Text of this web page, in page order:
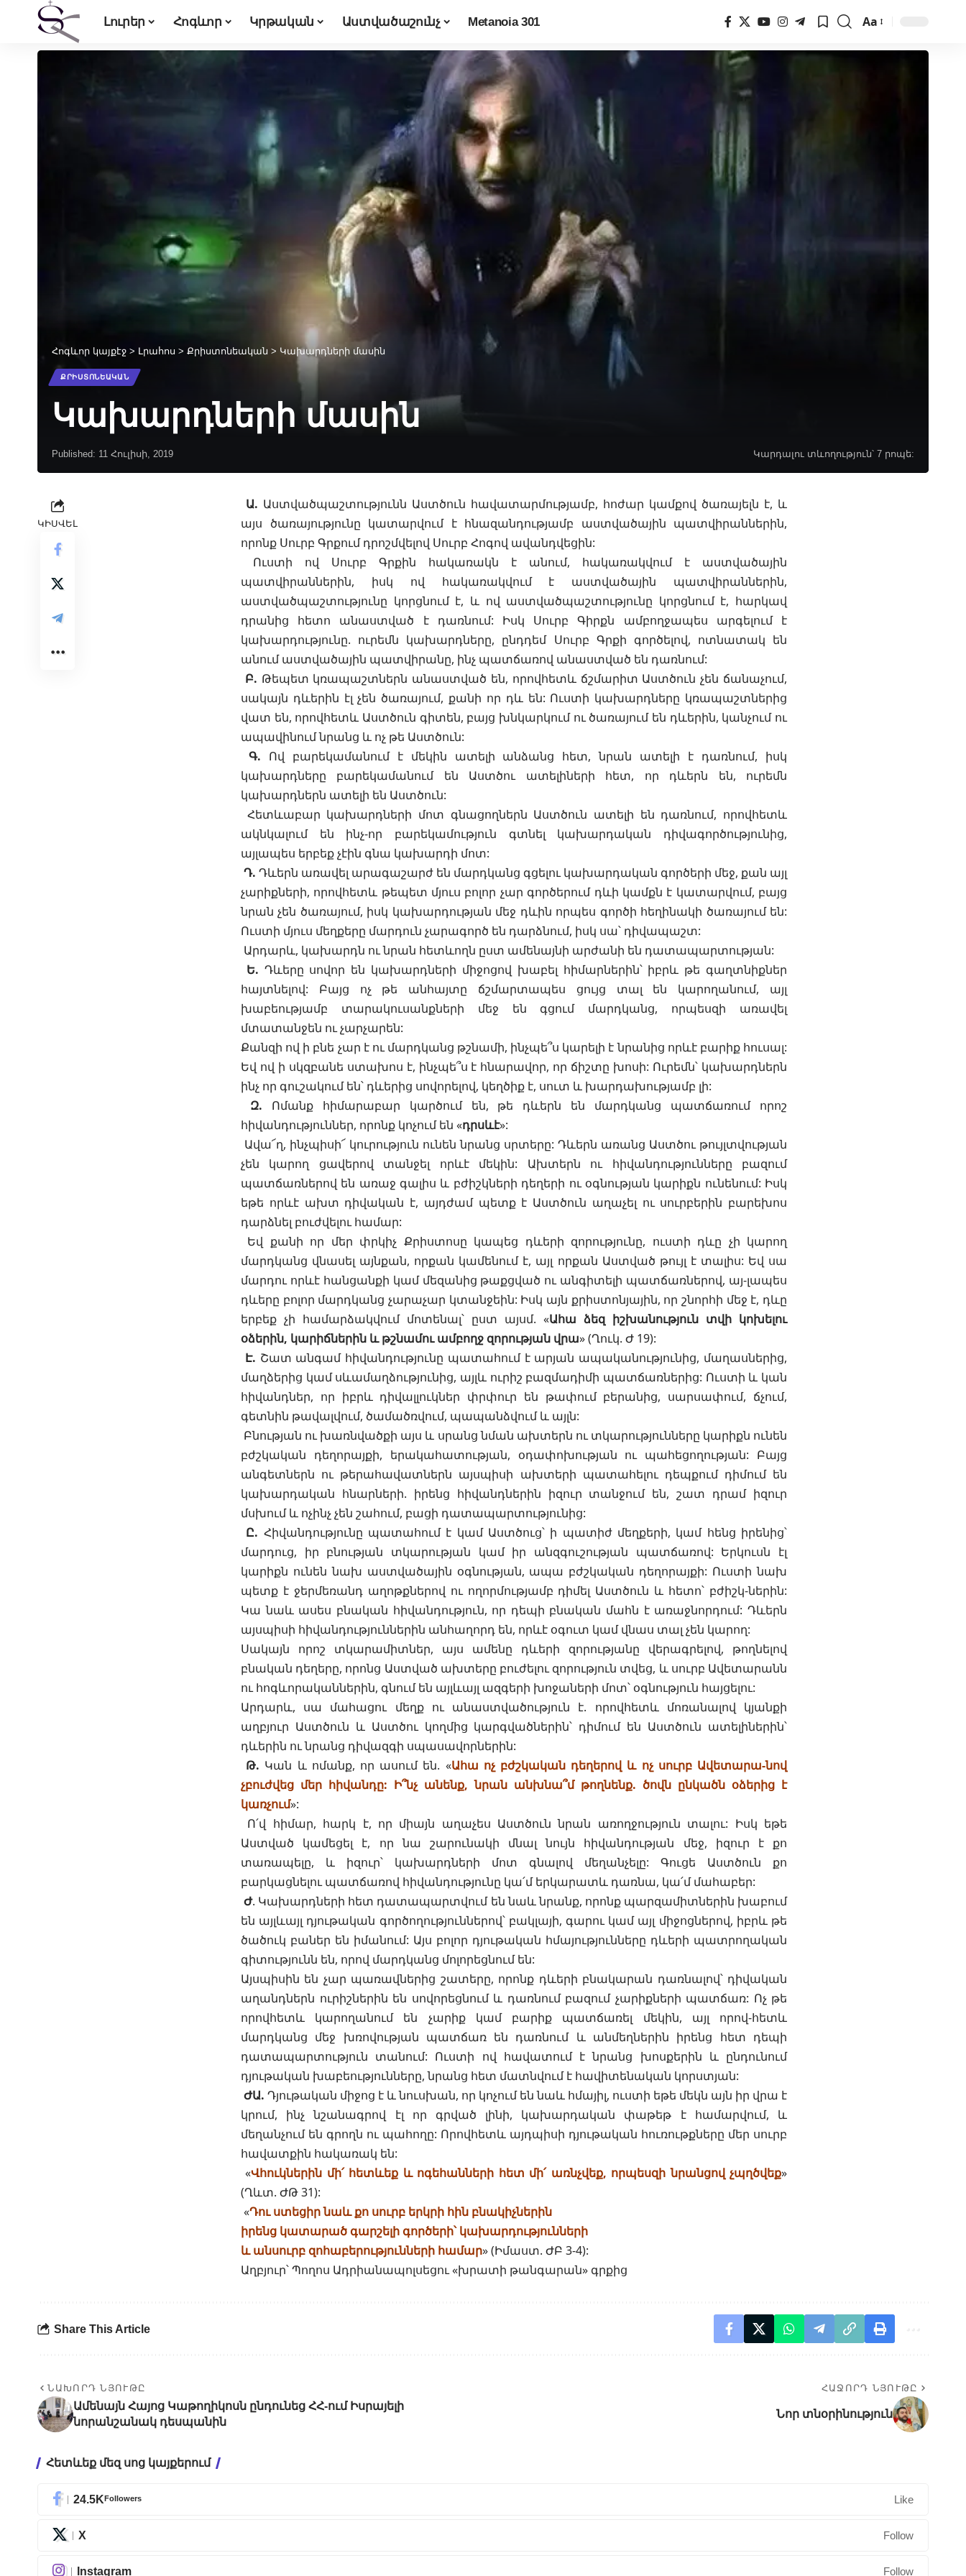
Լուրեր Հոգևոր Կրթական Աստվածաշունչ Metanoia 301
Font
Resizer
Aa
Հոգևոր կայքէջ > Լրահոս > Քրիստոնեական > Կախարդների մասին
ՔՐԻՍՏՈՆԵԱԿԱՆ
Կախարդների մասին
Published: 11 Հուլիսի, 2019 Կարդալու տևողություն՝ 7 րոպե:
ԿԻՍՎԵԼ
Ա. Աստվածպաշտությունն Աստծուն հավատարմությամբ, հոժար կամքով ծառայելն է, և
այս ծառայությունը կատարվում է հնազանդությամբ աստվածային պատվիրաններին,
որոնք Սուրբ Գրքում դրոշմվելով Սուրբ Հոգով ավանդվեցին:
Ուստի ով Սուրբ Գրքին հակառակն է անում, հակառակվում է աստվածային
պատվիրաններին, իսկ ով հակառակվում է աստվածային պատվիրաններին,
աստվածպաշտությունը կորցնում է, և ով աստվածպաշտությունը կորցնում է, հարկավ
դրանից հետո անաստված է դառնում: Իսկ Սուրբ Գիրքն ամբողջապես արգելում է
կախարդությունը. ուրեմն կախարդները, ընդդեմ Սուրբ Գրքի գործելով, ոտնատակ են
անում աստվածային պատվիրանը, ինչ պատճառով անաստված են դառնում:
Բ. Թեպետ կռապաշտներն անաստված են, որովհետև ճշմարիտ Աստծուն չեն ճանաչում,
սակայն դևերին էլ չեն ծառայում, քանի որ դև են: Ուստի կախարդները կռապաշտներից
վատ են, որովհետև Աստծուն գիտեն, բայց խնկարկումու ծառայում են դևերին, կանչում ու
ապավինում նրանց և ոչ թե Աստծուն:
Գ. Ով բարեկամանում է մեկին ատելի անձանց հետ, նրան ատելի է դառնում, իսկ
կախարդները բարեկամանում են Աստծու ատելիների հետ, որ դևերն են, ուրեմն
կախարդներն ատելի են Աստծուն:
Հետևաբար կախարդների մոտ գնացողներն Աստծուն ատելի են դառնում, որովհետև
ակնկալում են ինչ-որ բարեկամություն գտնել կախարդական դիվագործությունից,
այլապես երբեք չէին գնա կախարդի մոտ:
Դ. Դևերն առավել արագաշարժ են մարդկանց գցելու կախարդական գործերի մեջ, քան այլ
չարիքների, որովհետև թեպետ մյուս բոլոր չար գործերում դևի կամքն է կատարվում, բայց
նրան չեն ծառայում, իսկ կախարդության մեջ դևին որպես գործի հեղինակի ծառայում են:
Ուստի մյուս մեղքերը մարդուն չարագործ են դարձնում, իսկ սա՝ դիվապաշտ:
Արդարև, կախարդն ու նրան հետևողն ըստ ամենայնի արժանի են դատապարտության:
Ե. Դևերը սովոր են կախարդների միջոցով խաբել հիմարներին՝ իբրև թե գաղտնիքներ
հայտնելով: Բայց ոչ թե անհայտը ճշմարտապես ցույց տալ են կարողանում, այլ
խաբեությամբ տարակուսանքների մեջ են գցում մարդկանց, որպեսզի առավել
մտատանջեն ու չարչարեն:
Քանզի ով ի բնե չար է ու մարդկանց թշնամի, ինչպե՞ս կարելի է նրանից որևէ բարիք հուսալ:
Եվ ով ի սկզբանե ստախոս է, ինչպե՞ս է հնարավոր, որ ճիշտը խոսի: Ուրեմն՝ կախարդներն
ինչ որ գուշակում են՝ դևերից սովորելով, կեղծիք է, սուտ և խարդախությամբ լի:
Զ. Ոմանք հիմարաբար կարծում են, թե դևերն են մարդկանց պատճառում որոշ
հիվանդություններ, որոնք կոչում են «դրսևէ»:
Ավա՜ղ, ինչպիսի՜ կուրություն ունեն նրանց սրտերը: Դևերն առանց Աստծու թույլտվության
չեն կարող ցավերով տանջել որևէ մեկին: Ախտերն ու հիվանդությունները բազում
պատճառներով են առաջ գալիս և բժիշկների դեղերի ու օգնության կարիքն ունենում: Իսկ
եթե որևէ ախտ դիվական է, այդժամ պետք է Աստծուն աղաչել ու սուրբերին բարեխոս
դարձնել բուժվելու համար:
Եվ քանի որ մեր փրկիչ Քրիստոսը կապեց դևերի զորությունը, ուստի դևը չի կարող
մարդկանց վնասել այնքան, որքան կամենում է, այլ որքան Աստված թույլ է տալիս: Եվ սա
մարդու որևէ հանցանքի կամ մեզանից թաքցված ու անգիտելի պատճառներով, այ-լապես
դևերը բոլոր մարդկանց չարաչար կտանջեին: Իսկ այն քրիստոնյային, որ շնորհի մեջ է, դևը
երբեք չի համարձակվում մոտենալ՝ ըստ այսմ. «Ահա ձեզ իշխանություն տվի կոխելու
օձերին, կարիճներին և թշնամու ամբողջ զորության վրա» (Ղուկ. Ժ 19):
Է. Շատ անգամ հիվանդությունը պատահում է արյան ապականությունից, մաղասներից,
մաղձերից կամ սևամաղձությունից, այլև ուրիշ բազմադիմի պատճառներից: Ուստի և կան
հիվանդներ, որ իբրև դիվալլուկներ փրփուր են թափում բերանից, սարսափում, ճչում,
գետնին թավալվում, ծամածռվում, պապանձվում և այլն:
Բնության ու խառնվածքի այս և սրանց նման ախտերն ու տկարությունները կարիքն ունեն
բժշկական դեղորայքի, երակահատության, օդափոխության ու պահեցողության: Բայց
անգետներն ու թերահավատներն այսպիսի ախտերի պատահելու դեպքում դիմում են
կախարդական հնարների. իրենց հիվանդներին իզուր տանջում են, շատ դրամ իզուր
մսխում և ոչինչ չեն շահում, բացի դատապարտությունից:
Ը. Հիվանդությունը պատահում է կամ Աստծուց՝ ի պատիժ մեղքերի, կամ հենց իրենից՝
մարդուց, իր բնության տկարության կամ իր անզգուշության պատճառով: Երկուսն էլ
կարիքն ունեն նախ աստվածային օգնության, ապա բժշկական դեղորայքի: Ուստի նախ
պետք է ջերմեռանդ աղոթքներով ու ողորմությամբ դիմել Աստծուն և հետո՝ բժիշկ-ներին:
Կա նաև ասես բնական հիվանդություն, որ դեպի բնական մահն է առաջնորդում: Դևերն
այսպիսի հիվանդություններին անհաղորդ են, որևէ օգուտ կամ վնաս տալ չեն կարող:
Սակայն որոշ տկարամիտներ, այս ամենը դևերի զորությանը վերագրելով, թողնելով
բնական դեղերը, որոնց Աստված ախտերը բուժելու զորություն տվեց, և սուրբ Ավետարանն
ու հոգևորականներին, գնում են այլևայլ ազգերի խոջաների մոտ՝ օգնություն հայցելու:
Արդարև, սա մահացու մեղք ու անաստվածություն է. որովհետև մոռանալով կյանքի
աղբյուր Աստծուն և Աստծու կողմից կարգվածներին՝ դիմում են Աստծուն ատելիներին՝
դևերին ու նրանց դիվազգի սպասավորներին:
Թ. Կան և ոմանք, որ ասում են. «Ահա ոչ բժշկական դեղերով և ոչ սուրբ Ավետարա-նով
չբուժվեց մեր հիվանդը: Ի՞նչ անենք, նրան անխնա՞մ թողնենք. ծովն ընկածն օձերից է
կառչում»:
Ո՛վ հիմար, հարկ է, որ միայն աղաչես Աստծուն նրան առողջություն տալու: Իսկ եթե
Աստված կամեցել է, որ նա շարունակի մնալ նույն հիվանդության մեջ, իզուր է քո
տառապելը, և իզուր՝ կախարդների մոտ գնալով մեղանչելը: Գուցե Աստծուն քո
բարկացնելու պատճառով հիվանդությունը կա՛մ երկարատև դառնա, կա՛մ մահաբեր:
Ժ. Կախարդների հետ դատապարտվում են նաև նրանք, որոնք պարզամիտներին խաբում
են այլևայլ դյութական գործողություններով՝ բակլայի, գարու կամ այլ միջոցներով, իբրև թե
ծածուկ բաներ են իմանում: Այս բոլոր դյութական հմայությունները դևերի պատրողական
գիտությունն են, որով մարդկանց մոլորեցնում են:
Այսպիսին են չար պառավներից շատերը, որոնք դևերի բնակարան դառնալով՝ դիվական
աղանդներն ուրիշներին են սովորեցնում և դառնում բազում չարիքների պատճառ: Ոչ թե
որովհետև կարողանում են չարիք կամ բարիք պատճառել մեկին, այլ որով-հետև
մարդկանց մեջ խռովության պատճառ են դառնում և անմեղներին իրենց հետ դեպի
դատապարտություն տանում: Ուստի ով հավատում է նրանց խոսքերին և ընդունում
դյութական խաբեությունները, նրանց հետ մատնվում է հավիտենական կորստյան:
ԺԱ. Դյութական միջոց է և նուսխան, որ կոչում են նաև հմայիլ, ուստի եթե մեկն այն իր վրա է
կրում, ինչ նշանագրով էլ որ գրված լինի, կախարդական փաթեթ է համարվում, և
մեղանչում են գրողն ու պահողը: Որովհետև այդպիսի դյութական հուռութքները մեր սուրբ
հավատքին հակառակ են:
«Վհուկներին մի՛ հետևեք և ոգեհանների հետ մի՛ առնչվեք, որպեսզի նրանցով չպղծվեք»
(Ղևտ. ԺԹ 31):
«Դու ստեցիր նաև քո սուրբ երկրի հին բնակիչներին
իրենց կատարած գարշելի գործերի՝ կախարդությունների
և անսուրբ զոհաբերությունների համար» (Իմաստ. ԺԲ 3-4):
Աղբյուր՝ Պողոս Ադրիանապոլսեցու «խրատի թանգարան» գրքից
Share This Article
ՆԱԽՈՐԴ ՆՅՈՒԹԸ
Ամենայն Հայոց Կաթողիկոսն ընդունեց ՀՀ-ում Իսրայելի
նորանշանակ դեսպանին
ՀԱՋՈՐԴ ՆՅՈՒԹԸ
Նոր տնօրինություն
Հետևեք մեզ սոց կայքերում
24.5KFollowers Like
X Follow
Instagram Follow